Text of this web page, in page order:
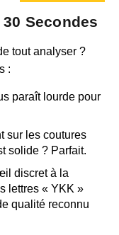
Secondes
tout analyser ?
:
paraît lourde pour
sur les coutures
solide ? Parfait.
discret à la
lettres « YKK »
qualité reconnu